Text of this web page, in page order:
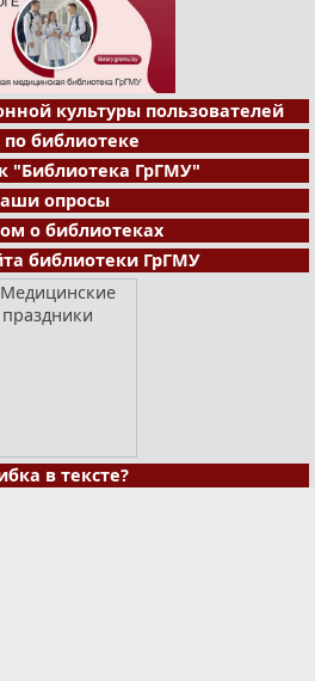
культуры пользователей
по библиотеке
"Библиотека ГрГМУ"
опросы
о библиотеках
библиотеки ГрГМУ
в тексте?